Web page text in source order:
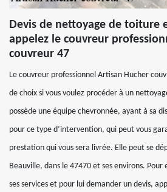
Devis de nettoyage de toiture
appelez le couvreur
couvreur 47
Le couvreur professionnel Artisan Hucher
de choix si vous voulez procéder à un
possède une équipe chevronnée, ayant à sa
pour ce type d’intervention, qui peut vous
prestation qui vous sera livrée. Elle peut se
Beauville, dans le 47470 et ses environs. Pour
ses services et pour lui demander un devis,